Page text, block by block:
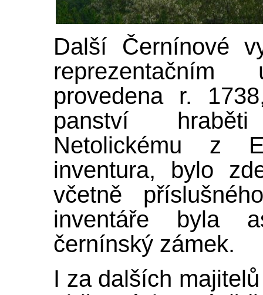
Další Černínové
provedena r.
panství
Netolickému z
inventura, bylo
včetně
inventáře byla
černínský zámek.
I za dalších